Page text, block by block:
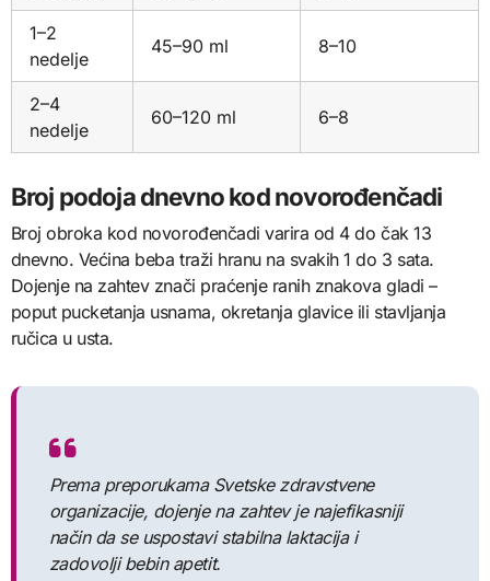
1–2
nedelje
45–90 ml 8–10
2–4
nedelje
60–120 ml 6–8
Broj podoja dnevno kod novorođenčadi
Broj obroka kod novorođenčadi varira od 4 do čak 13
dnevno. Većina beba traži hranu na svakih 1 do 3 sata.
Dojenje na zahtev znači praćenje ranih znakova gladi –
poput pucketanja usnama, okretanja glavice ili stavljanja
ručica u usta.
Prema preporukama Svetske zdravstvene
organizacije, dojenje na zahtev je najefikasniji
način da se uspostavi stabilna laktacija i
zadovolji bebin apetit.